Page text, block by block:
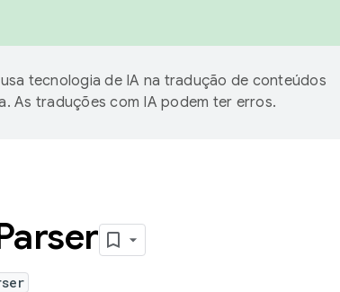
tecnologia de IA na tradução de conteúdos
As traduções com IA podem ter erros.